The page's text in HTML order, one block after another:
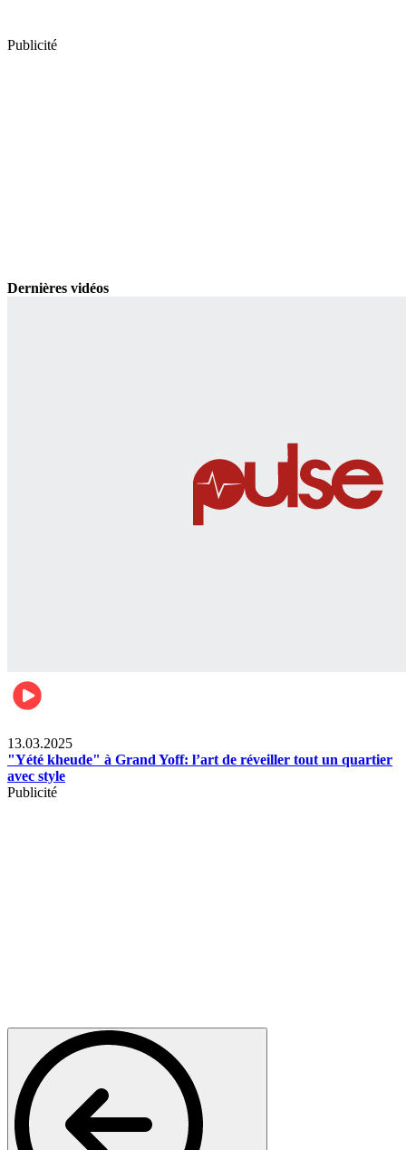
Publicité
Dernières vidéos
13.03.2025
"Yété kheude" à Grand Yoff: l’art de réveiller tout un quartier
avec style
Publicité